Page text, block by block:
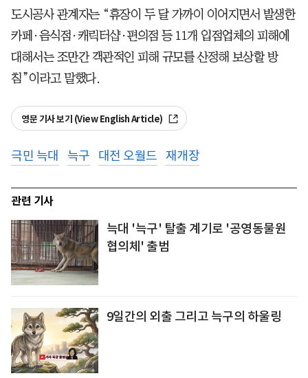
도시공사 관계자는 “휴장이 두 달 가까이 이어지면서 발생한
카페·음식점·캐릭터샵·편의점 등 11개 입점업체의 피해에
대해서는 조만간 객관적인 피해 규모를 산정해 보상할 방
침”이라고 말했다.
영문 기사 보기 (View English Article)
극민 늑대 늑구 대전 오월드 재개장
관련 기사
늑대 '늑구' 탈출 계기로 '공영동물원
협의체' 출범
9일간의 외출 그리고 늑구의 하울링